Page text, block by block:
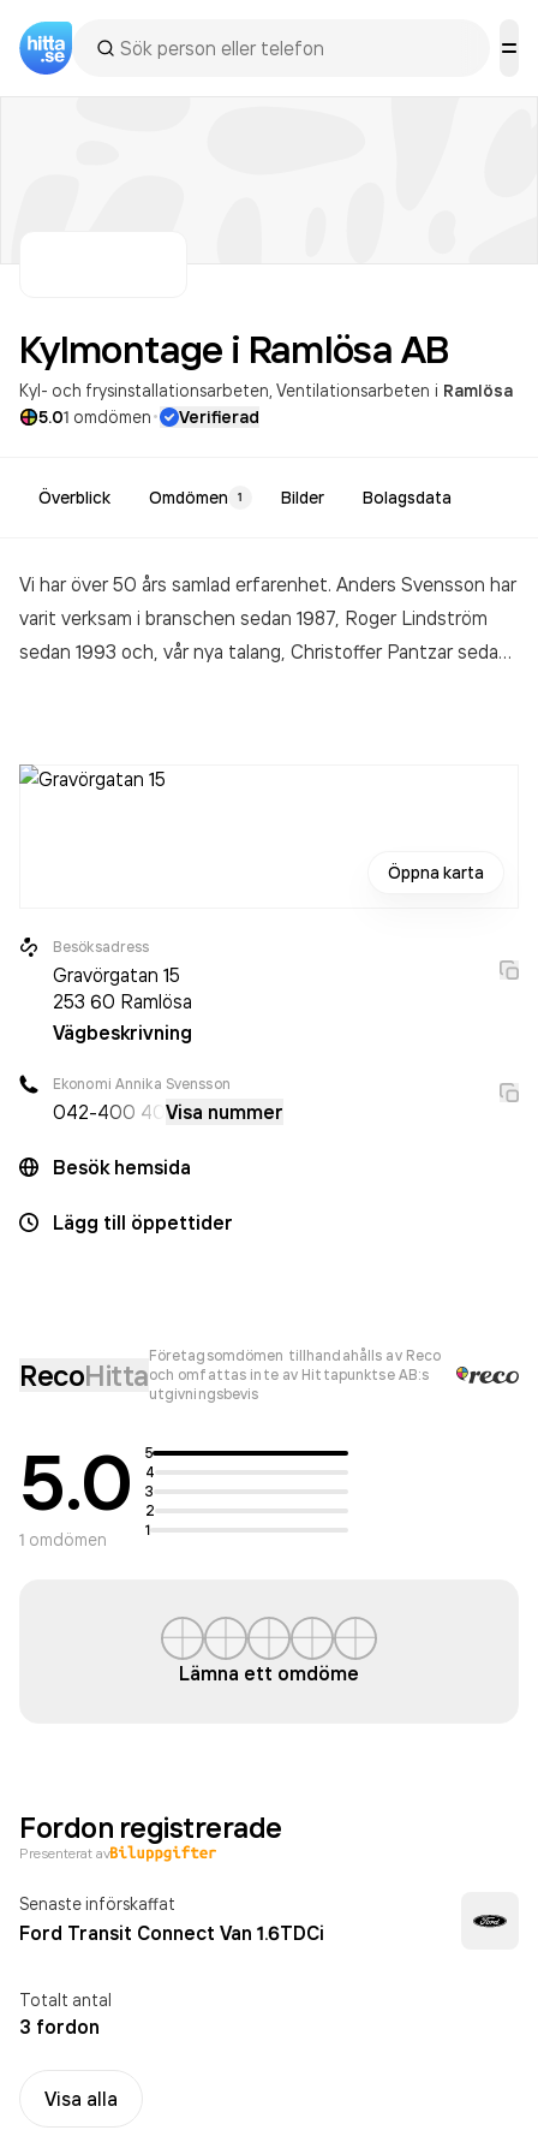
Kylmontage i Ramlösa AB
Kyl- och frysinstallationsarbeten Ventilationsarbeten i Ramlösa
5.01 omdömen· Verifierad
Överblick Omdömen 1 Bilder Bolagsdata
Vi har över 50 års samlad erfarenhet. Anders Svensson har
varit verksam i branschen sedan 1987, Roger Lindström
sedan 1993 och, vår nya talang, Christoffer Pantzar sedan
felsökning av alla typer av kylinstallationer, men vi är också
Öppna karta
Besöksadress
Gravörgatan 15
253 60 Ramlösa
Vägbeskrivning
Ekonomi Annika Svensson
042-400 40 Visa nummer
Besök hemsida
Lägg till öppettider
RecoHitta
Företagsomdömen tillhandahålls av Reco
och omfattas inte av Hittapunktse AB:s
utgivningsbevis
5.0
1 omdömen
5
4
3
2
1
Lämna ett omdöme
Fordon registrerade
Presenterat av
Senaste införskaffat
Ford Transit Connect Van 1.6TDCi
Totalt antal
3 fordon
Visa alla